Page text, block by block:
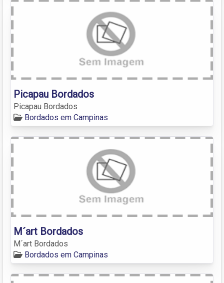
Picapau Bordados
Picapau Bordados
Bordados em Campinas
M´art Bordados
M´art Bordados
Bordados em Campinas